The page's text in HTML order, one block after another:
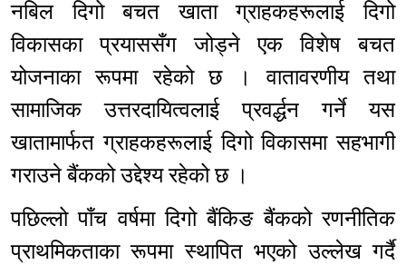
नबिल दिगो बचत खाता ग्राहकहरूलाई दिगो
विकासका प्रयाससँग जोड्ने एक विशेष बचत
योजनाका रूपमा रहेको छ । वातावरणीय तथा
सामाजिक उत्तरदायित्वलाई प्रवर्द्धन गर्ने यस
खातामार्फत ग्राहकहरूलाई दिगो विकासमा सहभागी
गराउने बैंकको उद्देश्य रहेको छ ।
पछिल्लो पाँच वर्षमा दिगो बैंकिङ बैंकको रणनीतिक
प्राथमिकताका रूपमा स्थापित भएको उल्लेख गर्दै